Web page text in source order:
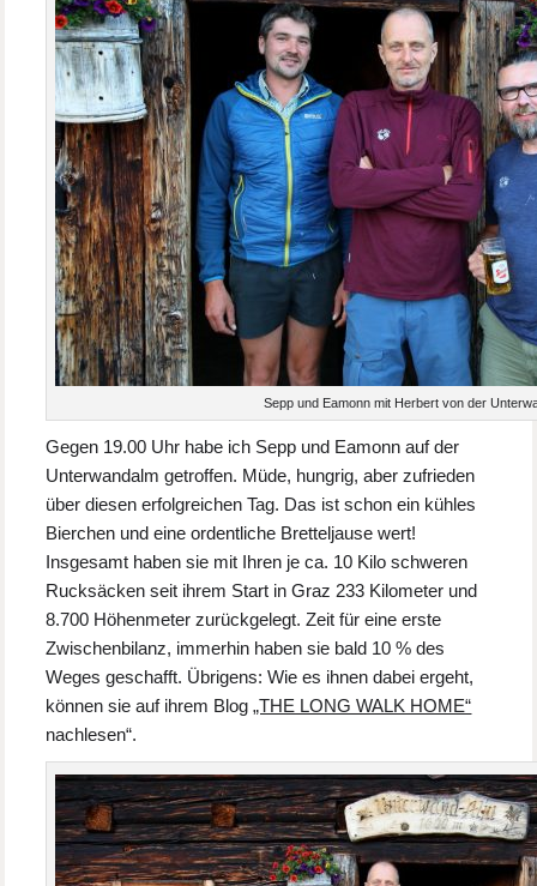
Sepp und Eamonn mit Herbert von der
Gegen 19.00 Uhr habe ich Sepp und Eamonn auf der
Unterwandalm getroffen. Müde, hungrig, aber zufrieden
über diesen erfolgreichen Tag. Das ist schon ein kühles
Bierchen und eine ordentliche Bretteljause wert!
Insgesamt haben sie mit Ihren je ca. 10 Kilo schweren
Rucksäcken seit ihrem Start in Graz 233 Kilometer und
8.700 Höhenmeter zurückgelegt. Zeit für eine erste
Zwischenbilanz, immerhin haben sie bald 10 % des
Weges geschafft. Übrigens: Wie es ihnen dabei ergeht,
können sie auf ihrem Blog„THE LONG WALK HOME“
nachlesen“.